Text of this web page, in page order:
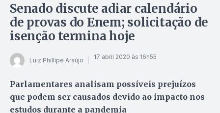
Senado discute adiar calendário
de provas do Enem; solicitação de
isenção termina hoje
Luiz Phillipe Araújo 17 abril 2020 às 16h55
Parlamentares analisam possíveis prejuízos
que podem ser causados devido ao impacto nos
estudos durante a pandemia